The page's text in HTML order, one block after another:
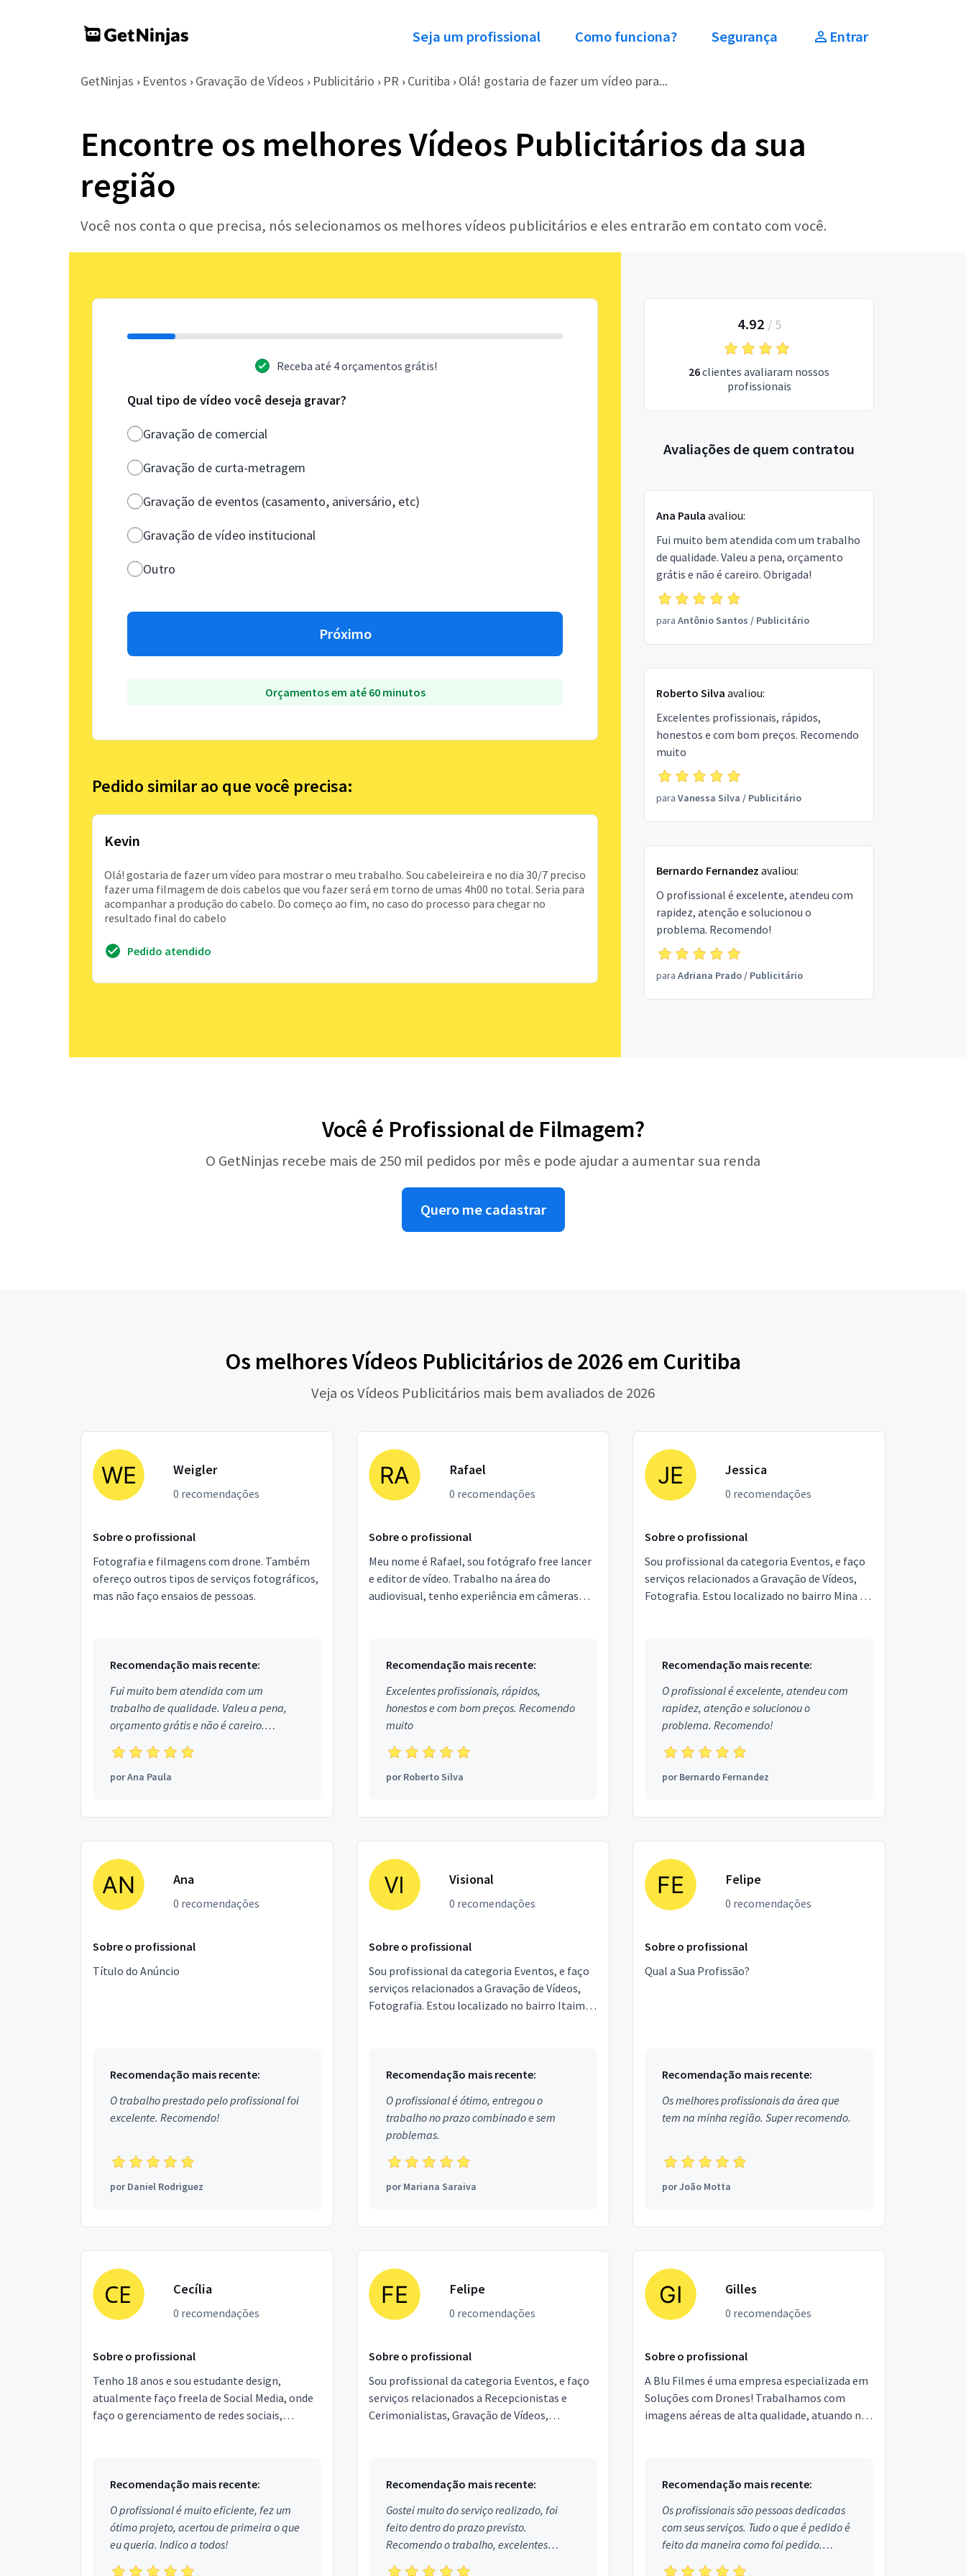
Seja um profissional Como funciona? Segurança Entrar
GetNinjas › Eventos › Gravação de Vídeos › Publicitário › PR › Curitiba › Olá! gostaria de fazer um vídeo para...
Encontre os melhores Vídeos Publicitários da sua
região
Você nos conta o que precisa, nós selecionamos os melhores vídeos publicitários e eles entrarão em contato com você.
Receba até 4 orçamentos grátis!
Qual tipo de vídeo você deseja gravar?
Gravação de comercial
Gravação de curta-metragem
Gravação de eventos (casamento, aniversário, etc)
Gravação de vídeo institucional
Outro
Próximo
Orçamentos em até 60 minutos
Pedido similar ao que você precisa:
Kevin
Olá! gostaria de fazer um vídeo para mostrar o meu trabalho. Sou cabeleireira e no dia 30/7 preciso
fazer uma filmagem de dois cabelos que vou fazer será em torno de umas 4h00 no total. Seria para
acompanhar a produção do cabelo. Do começo ao fim, no caso do processo para chegar no
resultado final do cabelo
Pedido atendido
4.92 / 5
26clientes avaliaram nossos
profissionais
Avaliações de quem contratou
Ana Paula avaliou:
Fui muito bem atendida com um trabalho
de qualidade. Valeu a pena, orçamento
grátis e não é careiro. Obrigada!
para Antônio Santos / Publicitário
Roberto Silva avaliou:
Excelentes profissionais, rápidos,
honestos e com bom preços. Recomendo
muito
para Vanessa Silva / Publicitário
Bernardo Fernandez avaliou:
O profissional é excelente, atendeu com
rapidez, atenção e solucionou o
problema. Recomendo!
para Adriana Prado/ Publicitário
Você é Profissional de Filmagem?
O GetNinjas recebe mais de 250 mil pedidos por mês e pode ajudar a aumentar sua renda
Quero me cadastrar
Os melhores Vídeos Publicitários de 2026 em Curitiba
Veja os Vídeos Publicitários mais bem avaliados de 2026
Weigler
0 recomendações
Sobre o profissional
Fotografia e filmagens com drone. Também
ofereço outros tipos de serviços fotográficos,
mas não faço ensaios de pessoas.
Recomendação mais recente:
Fui muito bem atendida com um
trabalho de qualidade. Valeu a pena,
orçamento grátis e não é careiro.
Obrigada!
porAna Paula
Rafael
0 recomendações
Sobre o profissional
Meu nome é Rafael, sou fotógrafo free lancer
e editor de vídeo. Trabalho na área do
audiovisual, tenho experiência em câmeras
Recomendação mais recente:
Excelentes profissionais, rápidos,
honestos e com bom preços. Recomendo
muito
porRoberto Silva
Jessica
0 recomendações
Sobre o profissional
Sou profissional da categoria Eventos, e faço
serviços relacionados a Gravação de Vídeos,
Fotografia. Estou localizado no bairro Mina de
Recomendação mais recente:
O profissional é excelente, atendeu com
rapidez, atenção e solucionou o
problema. Recomendo!
porBernardo Fernandez
Ana
0 recomendações
Sobre o profissional
Título do Anúncio
Recomendação mais recente:
O trabalho prestado pelo profissional foi
excelente. Recomendo!
porDaniel Rodriguez
Visional
0 recomendações
Sobre o profissional
Sou profissional da categoria Eventos, e faço
serviços relacionados a Gravação de Vídeos,
Fotografia. Estou localizado no bairro Itaim
Recomendação mais recente:
O profissional é ótimo, entregou o
trabalho no prazo combinado e sem
problemas.
porMariana Saraiva
Felipe
0 recomendações
Sobre o profissional
Qual a Sua Profissão?
Recomendação mais recente:
Os melhores profissionais da área que
tem na minha região. Super recomendo.
porJoão Motta
Cecília
0 recomendações
Sobre o profissional
Tenho 18 anos e sou estudante design,
atualmente faço freela de Social Media, onde
faço o gerenciamento de redes sociais,
Recomendação mais recente:
O profissional é muito eficiente, fez um
ótimo projeto, acertou de primeira o que
eu queria. Indico a todos!
Felipe
0 recomendações
Sobre o profissional
Sou profissional da categoria Eventos, e faço
serviços relacionados a Recepcionistas e
Cerimonialistas, Gravação de Vídeos,
Recomendação mais recente:
Gostei muito do serviço realizado, foi
feito dentro do prazo previsto.
Recomendo o trabalho, excelentes
profissionais.
Gilles
0 recomendações
Sobre o profissional
A Blu Filmes é uma empresa especializada em
Soluções com Drones! Trabalhamos com
imagens aéreas de alta qualidade, atuando no
Recomendação mais recente:
Os profissionais são pessoas dedicadas
com seus serviços. Tudo o que é pedido é
feito da maneira como foi pedido.
Aprovado!